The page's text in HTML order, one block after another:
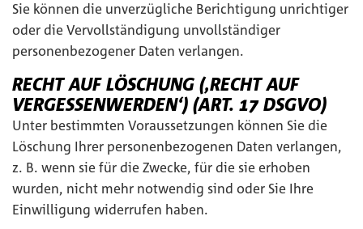
Sie können die unverzügliche Berichtigung unrichtiger
oder die Vervollständigung unvollständiger
personenbezogener Daten verlangen.
RECHT AUF LÖSCHUNG (‚RECHT AUF
VERGESSENWERDEN‘) (ART. 17 DSGVO)
Unter bestimmten Voraussetzungen können Sie die
Löschung Ihrer personenbezogenen Daten verlangen,
z. B. wenn sie für die Zwecke, für die sie erhoben
wurden, nicht mehr notwendig sind oder Sie Ihre
Einwilligung widerrufen haben.